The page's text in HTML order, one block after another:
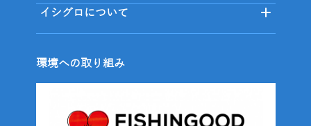
イシグロについて
環境への取り組み